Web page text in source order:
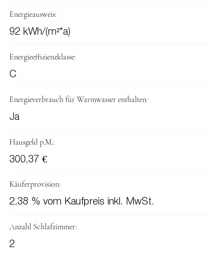
Energieausweis:
92 kWh/(m²*a)
Energieeffizienzklasse:
C
Energieverbrauch für Warmwasser enthalten:
Ja
Hausgeld p.M.:
300,37 €
Käuferprovision:
2,38 % vom Kaufpreis inkl. MwSt.
Anzahl Schlafzimmer:
2